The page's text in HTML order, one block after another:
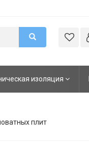
изоляция
плит